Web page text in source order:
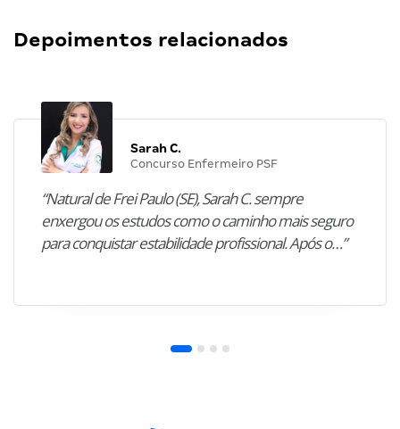
Depoimentos relacionados
Sarah C.
Concurso Enfermeiro PSF
“Natural de Frei Paulo (SE), Sarah C. sempre
enxergou os estudos como o caminho mais seguro
para conquistar estabilidade profissional. Após o…”